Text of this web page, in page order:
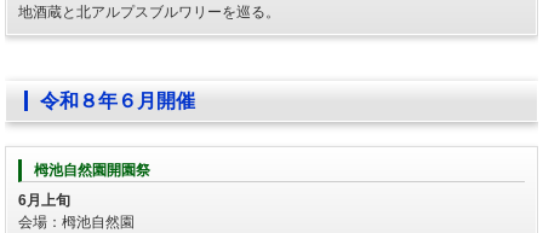
地酒蔵と北アルプスブルワリーを巡る。
令和８年６月開催
栂池自然園開園祭
6月上旬
会場：栂池自然園